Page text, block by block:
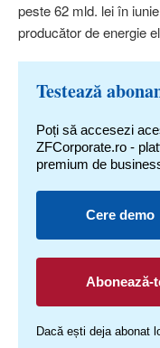
peste 62 mld. lei în
producător de energie
Testează
Poți să accesezi
ZFCorporate.ro -
premium de
Cere demo
Abonează-
Dacă ești deja abonat